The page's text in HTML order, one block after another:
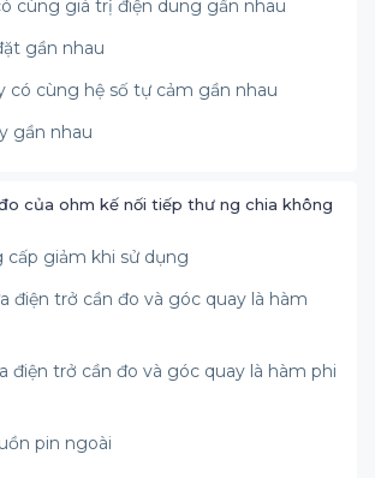
cùng giá trị điện dung gần nhau
gần nhau
có cùng hệ số tự cảm gần nhau
gần nhau
của ohm kế nối tiếp thư ng chia không
cấp giảm khi sử dụng
điện trở cần đo và góc quay là hàm
điện trở cần đo và góc quay là hàm phi
pin ngoài